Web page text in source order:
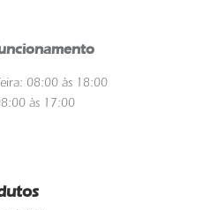
08:00 às 18:00
às 17:00